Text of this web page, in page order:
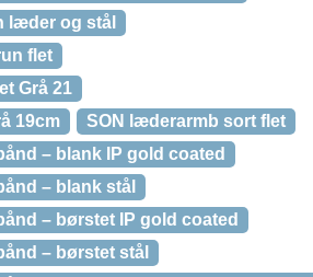
læder og stål
flet
Grå 21
19cm
SON læderarmb sort flet
– blank IP gold coated
– blank stål
– børstet IP gold coated
– børstet stål